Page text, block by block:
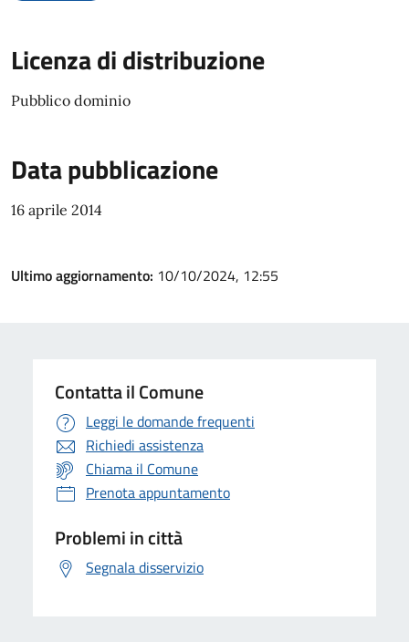
Licenza di distribuzione
Pubblico dominio
Data pubblicazione
16 aprile 2014
Ultimo aggiornamento: 10/10/2024, 12:55
Contatta il Comune
Leggi le domande frequenti
Richiedi assistenza
Chiama il Comune
Prenota appuntamento
Problemi in città
Segnala disservizio